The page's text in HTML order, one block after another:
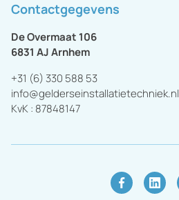
Contactgegevens
De Overmaat 106
6831 AJArnhem
+31 (6) 330 588 53
info@gelderseinstallatietechniek.nl
KvK : 87848147